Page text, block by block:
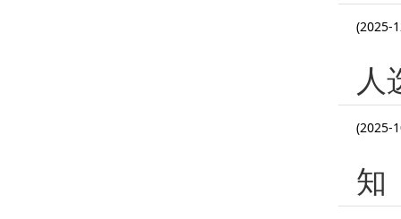
(2025-
人
(2025-
知